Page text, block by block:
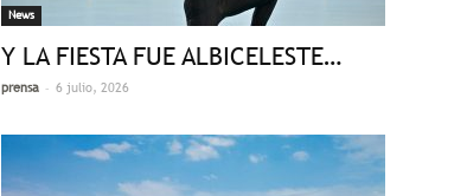
News
Y LA FIESTA FUE ALBICELESTE…
prensa - 6 julio, 2026